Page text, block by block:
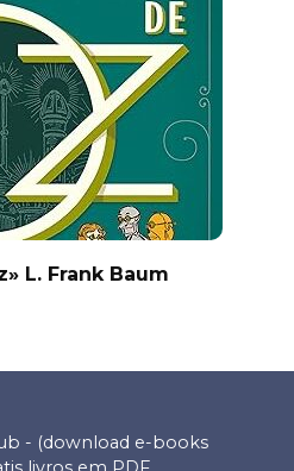
L. Frank Baum
- (download e-books